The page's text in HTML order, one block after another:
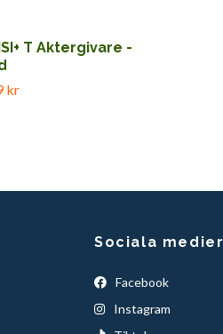
T Aktergivare -
kr
Sociala medier
Facebook
Instagram